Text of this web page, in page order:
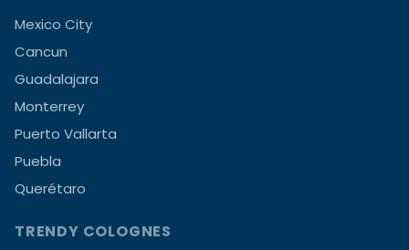
Mexico City
Cancun
Guadalajara
Monterrey
Puerto Vallarta
Puebla
Querétaro
TRENDY COLOGNES